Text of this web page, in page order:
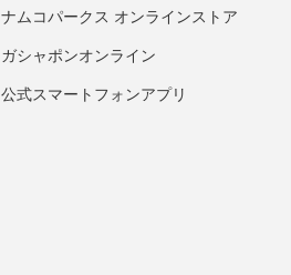
ナムコパークス オンラインストア
ガシャポンオンライン
公式スマートフォンアプリ